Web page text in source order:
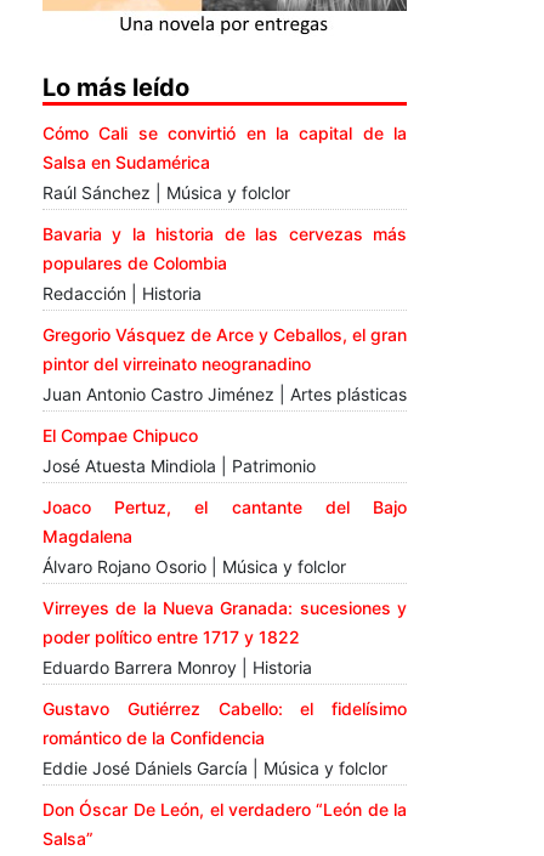
Lo más leído
Cómo Cali se convirtió en la capital de la
Salsa en Sudamérica
Raúl Sánchez | Música y folclor
Bavaria y la historia de las cervezas más
populares de Colombia
Redacción | Historia
Gregorio Vásquez de Arce y Ceballos, el gran
pintor del virreinato neogranadino
Juan Antonio Castro Jiménez | Artes plásticas
El Compae Chipuco
José Atuesta Mindiola | Patrimonio
Joaco Pertuz, el cantante del Bajo
Magdalena
Álvaro Rojano Osorio | Música y folclor
Virreyes de la Nueva Granada: sucesiones y
poder político entre 1717 y 1822
Eduardo Barrera Monroy | Historia
Gustavo Gutiérrez Cabello: el fidelísimo
romántico de la Confidencia
Eddie José Dániels García | Música y folclor
Don Óscar De León, el verdadero “León de la
Salsa”